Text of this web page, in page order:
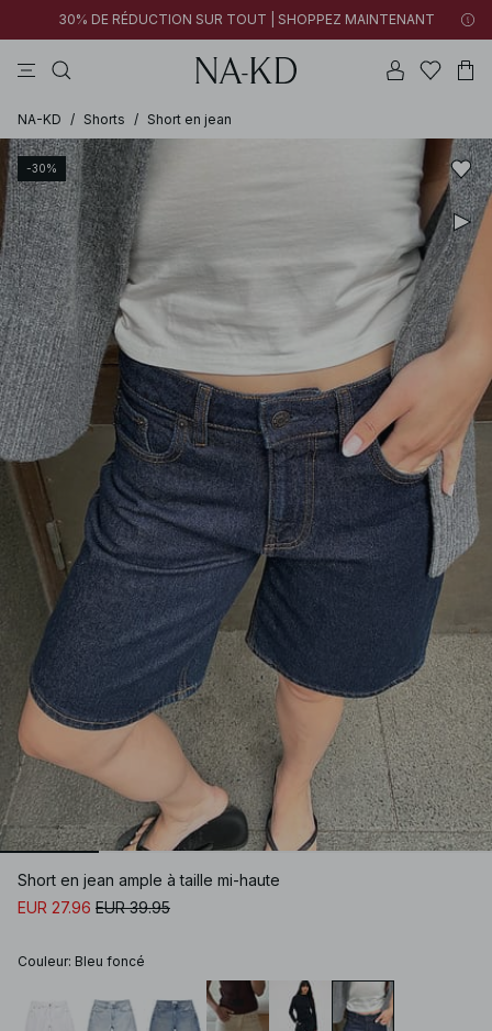
30% DE RÉDUCTION SUR TOUT | SHOPPEZ MAINTENANT
NA-KD / Shorts / Short en jean
-30%
Short en jean ample à taille mi-haute
EUR 27.96 EUR 39.95
Couleur: Bleu foncé